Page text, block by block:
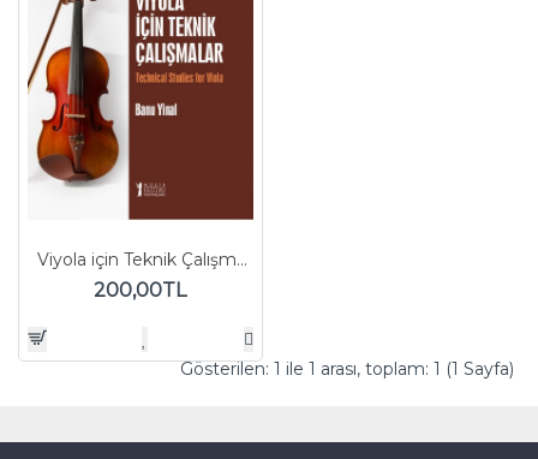
Viyola için Teknik Çalışmalar
200,00TL
Gösterilen: 1 ile 1 arası, toplam: 1 (1 Sayfa)